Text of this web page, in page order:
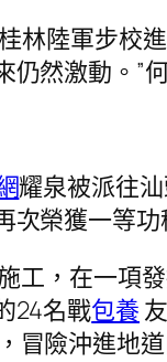
林陸軍步校
然激動。”
耀泉被派往
次榮獲一等功
工，在一項
24名戰包養
冒險沖進地